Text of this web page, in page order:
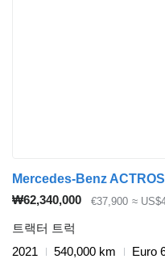
₩62,340,000 €37,900 ≈
트랙터 트럭
2021
540,000 km
Euro